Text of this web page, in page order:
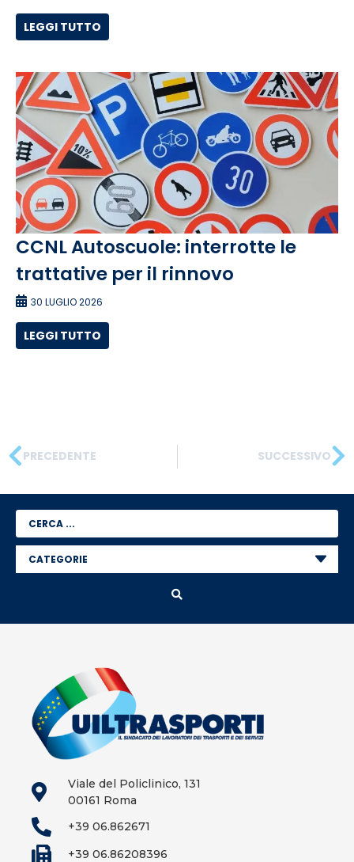
LEGGI TUTTO
CCNL Autoscuole: interrotte le
trattative per il rinnovo
30 LUGLIO 2026
LEGGI TUTTO
PRECEDENTE SUCCESSIVO
Viale del Policlinico, 131
00161 Roma
+39 06.862671
+39 06.86208396